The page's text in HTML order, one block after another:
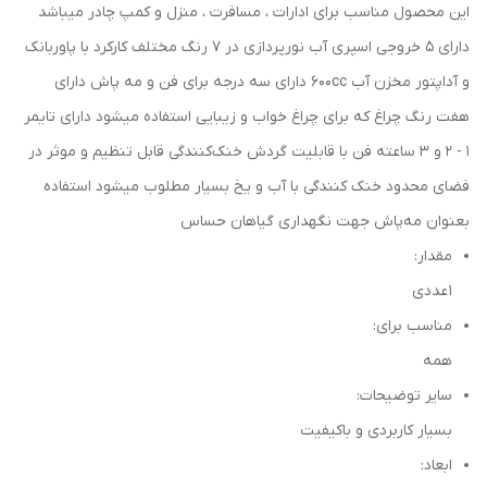
این محصول مناسب برای ادارات ، مسافرت ، منزل و کمپ چادر میباشد
دارای 5 خروجی اسپری آب نورپردازی در 7 رنگ مختلف کارکرد با پاوربانک
و آداپتور مخزن آب 600cc دارای سه درجه برای فن و مه پاش دارای
هفت رنگ چراغ که برای چراغ خواب و زیبایی استفاده میشود دارای تایمر
1 - 2 و 3 ساعته فن با قابلیت گردش خنک‌کنندگی قابل تنظیم و موثر در
فضای محدود خنک کنندگی با آب و یخ بسیار مطلوب میشود استفاده
بعنوان مه‌پاش جهت نگهداری گیاهان حساس
مقدار:
1 عددی
مناسب برای:
همه
سایر توضیحات:
بسیار کاربردی و باکیفیت
ابعاد: